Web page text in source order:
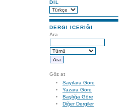
DIL
DERGI ICERIĞI
Ara
Göz at
Sayılara Göre
Yazara Göre
Başlığa Göre
Diğer Dergiler